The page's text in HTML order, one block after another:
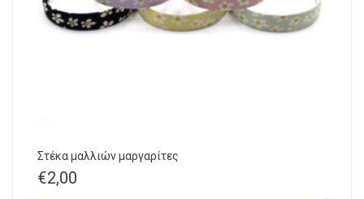
Στέκα μαλλιών μαργαρίτες
€2,00